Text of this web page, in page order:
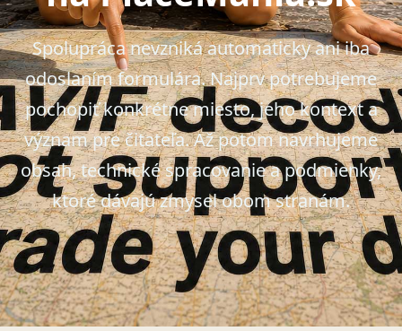
Spolupráca nevzniká automaticky ani iba
odoslaním formulára. Najprv potrebujeme
pochopiť konkrétne miesto, jeho kontext a
význam pre čitateľa. Až potom navrhujeme
obsah, technické spracovanie a podmienky,
ktoré dávajú zmysel obom stranám.